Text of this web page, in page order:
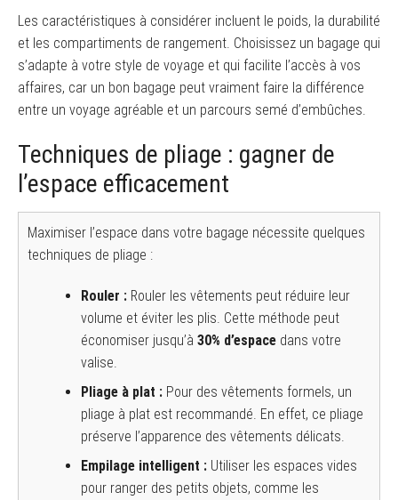
Les caractéristiques à considérer incluent le poids, la durabilité
et les compartiments de rangement. Choisissez un bagage qui
s’adapte à votre style de voyage et qui facilite l’accès à vos
affaires, car un bon bagage peut vraiment faire la différence
entre un voyage agréable et un parcours semé d’embûches.
Techniques de pliage : gagner de
l’espace efficacement
Maximiser l’espace dans votre bagage nécessite quelques
techniques de pliage :
Rouler : Rouler les vêtements peut réduire leur
volume et éviter les plis. Cette méthode peut
économiser jusqu’à 30% d’espace dans votre
valise.
Pliage à plat : Pour des vêtements formels, un
pliage à plat est recommandé. En effet, ce pliage
préserve l’apparence des vêtements délicats.
Empilage intelligent : Utiliser les espaces vides
pour ranger des petits objets, comme les